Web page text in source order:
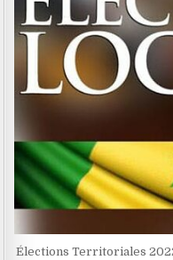
Élections Territoriales